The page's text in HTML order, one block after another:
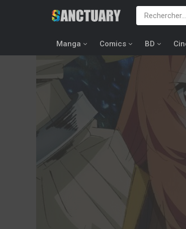
Manga Comics BD